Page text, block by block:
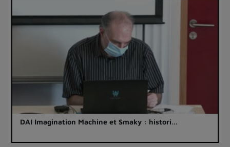
DAI Imagination Machine et Smaky : histori…